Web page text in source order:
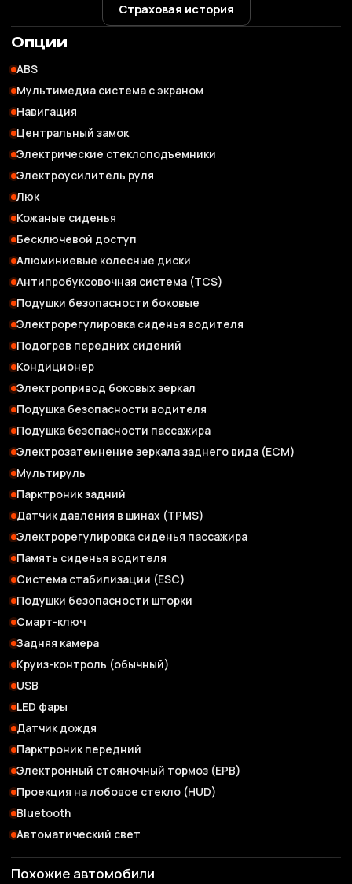
Страховая история
Опции
ABS
Мультимедиа система с экраном
Навигация
Центральный замок
Электрические стеклоподъемники
Электроусилитель руля
Люк
Кожаные сиденья
Бесключевой доступ
Алюминиевые колесные диски
Антипробуксовочная система (TCS)
Подушки безопасности боковые
Электрорегулировка сиденья водителя
Подогрев передних сидений
Кондиционер
Электропривод боковых зеркал
Подушка безопасности водителя
Подушка безопасности пассажира
Электрозатемнение зеркала заднего вида (ЕСМ)
Мультируль
Парктроник задний
Датчик давления в шинах (TPMS)
Электрорегулировка сиденья пассажира
Память сиденья водителя
Система стабилизации (ESC)
Подушки безопасности шторки
Смарт-ключ
Задняя камера
Круиз-контроль (обычный)
USB
LED фары
Датчик дождя
Парктроник передний
Электронный стояночный тормоз (EPB)
Проекция на лобовое стекло (HUD)
Bluetooth
Автоматический свет
Похожие автомобили